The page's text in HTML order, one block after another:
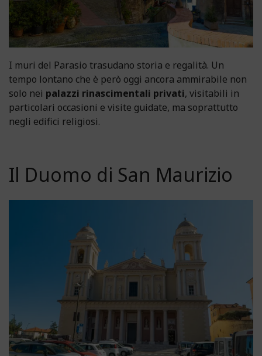
I muri del Parasio trasudano storia e regalità. Un
tempo lontano che è però oggi ancora ammirabile non
solo nei palazzi rinascimentali privati, visitabili in
particolari occasioni e visite guidate, ma soprattutto
negli edifici religiosi.
Il Duomo di San Maurizio